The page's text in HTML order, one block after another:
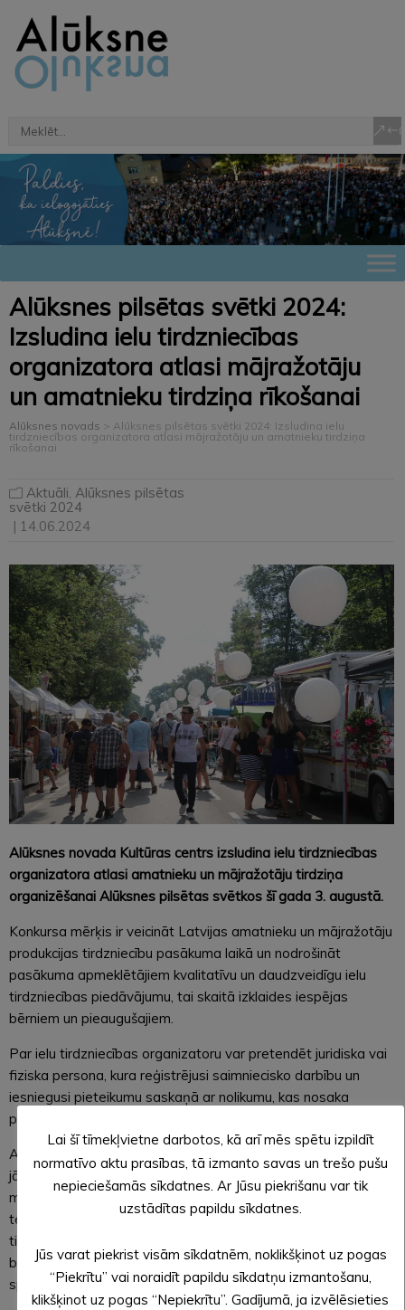
Alūksnes pilsētas svētki 2024:
Izsludina ielu tirdzniecības
organizatora atlasi mājražotāju
un amatnieku tirdziņa rīkošanai
Alūksnes novads > Alūksnes pilsētas svētki 2024: Izsludina ielu
tirdzniecības organizatora atlasi mājražotāju un amatnieku tirdziņa
rīkošanai
Aktuāli Alūksnes pilsētas
svētki 2024
| 14.06.2024
Alūksnes novada Kultūras centrs izsludina ielu tirdzniecības
organizatora atlasi amatnieku un mājražotāju tirdziņa
organizēšanai Alūksnes pilsētas svētkos šī gada 3. augustā.
Konkursa mērķis ir veicināt Latvijas amatnieku un mājražotāju
produkcijas tirdzniecību pasākuma laikā un nodrošināt
pasākuma apmeklētājiem kvalitatīvu un daudzveidīgu ielu
tirdzniecības piedāvājumu, tai skaitā izklaides iespējas
bērniem un pieaugušajiem.
Par ielu tirdzniecības organizatoru var pretendēt juridiska vai
fiziska persona, kura reģistrējusi saimniecisko darbību un
iesniegusi pieteikumu saskaņā ar nolikumu, kas nosaka
prasības, kādas jāievēro ielu tirdzniecības organizatoram.
Atbilstoši nolikumam, organizatoram tirdzniecības teritorijā
jānodrošina kvalitatīvs un daudzveidīgs Latvijas amatnieku un
mājražotāju produkcijas piedāvājums ar vizuāli pievilcīgu un
tematisku tirdzniecības teritorijas noformējumu, ielu
tirdzniecības pasākuma vadīšana, izklaides un aktivitātes
bērniem un pieaugušajiem (piepūšamās atrakcijas, lielās āra
spēles, meistarklases u.c.), smilšu kūku festivāls bērniem.
Lai šī tīmekļvietne darbotos, kā arī mēs spētu izpildīt
normatīvo aktu prasības, tā izmanto savas un trešo pušu
nepieciešamās sīkdatnes. Ar Jūsu piekrišanu var tik
uzstādītas papildu sīkdatnes.
Jūs varat piekrist visām sīkdatnēm, noklikšķinot uz pogas
“Piekrītu” vai noraidīt papildu sīkdatņu izmantošanu,
klikšķinot uz pogas “Nepiekrītu”. Gadījumā, ja izvēlēsieties